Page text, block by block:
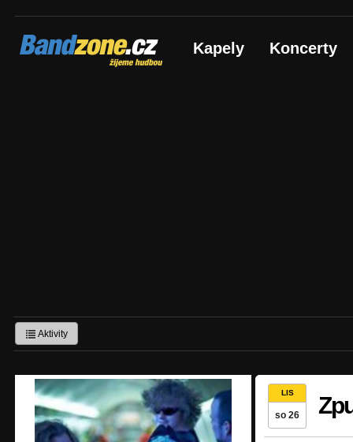
Bandzone.cz
žijeme hudbou Kapely Koncerty
Aktivity
LIS
so 26